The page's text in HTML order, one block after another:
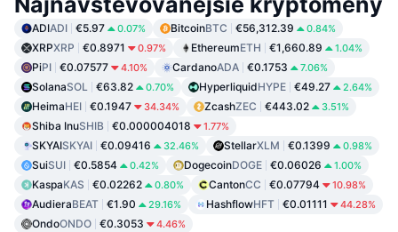
ADIADI €5.97 0.07% BitcoinBTC €56,312.39 0.84%
XRPXRP €0.8971 0.97% EthereumETH €1,660.89 1.04%
PiPI €0.07577 4.10% CardanoADA €0.1753 7.06%
SolanaSOL €63.82 0.70% HyperliquidHYPE €49.27 2.64%
HeimaHEI €0.1947 34.34% ZcashZEC €443.02 3.51%
Shiba InuSHIB €0.000004018 1.77%
SKYAISKYAI €0.09416 32.46% StellarXLM €0.1399 0.98%
SuiSUI €0.5854 0.42% DogecoinDOGE €0.06026 1.00%
KaspaKAS €0.02262 0.80% CantonCC €0.07794 10.98%
AudieraBEAT €1.90 29.16% HashflowHFT €0.01111 44.28%
OndoONDO €0.3053 4.46%